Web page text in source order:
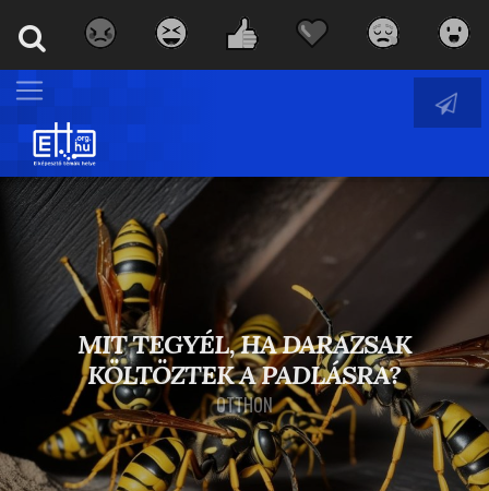
MIT TEGYÉL, HA DARAZSAK
KÖLTÖZTEK A PADLÁSRA?
OTTHON